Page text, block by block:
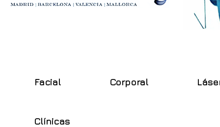
Facial Corporal
Clínicas